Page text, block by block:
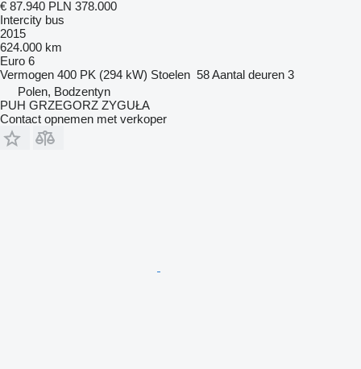
€ 87.940 PLN 378.000
Intercity bus
2015
624.000 km
Euro 6
Vermogen 400 PK (294 kW) Stoelen 58Aantal deuren 3
Polen, Bodzentyn
PUH GRZEGORZ ZYGUŁA
Contact opnemen met verkoper